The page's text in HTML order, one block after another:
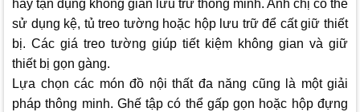
hãy tận dụng không gian lưu trữ thông minh. Anh chị có thể
sử dụng kệ, tủ treo tường hoặc hộp lưu trữ để cất giữ thiết
bị. Các giá treo tường giúp tiết kiệm không gian và giữ
thiết bị gọn gàng.
Lựa chọn các món đồ nội thất đa năng cũng là một giải
pháp thông minh. Ghế tập có thể gấp gọn hoặc hộp đựng